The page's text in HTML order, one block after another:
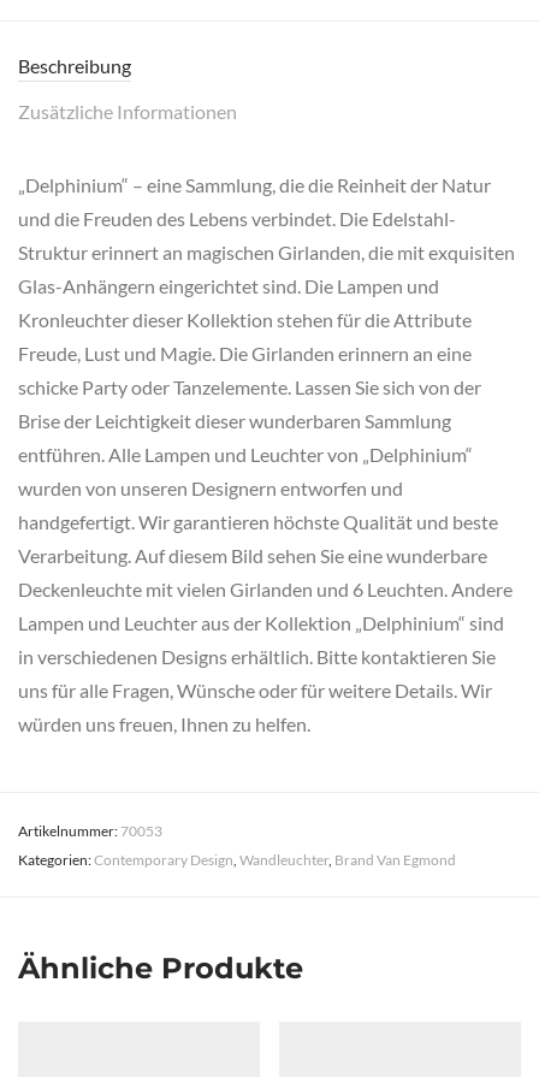
Beschreibung
Zusätzliche Informationen
„Delphinium“ – eine Sammlung, die die Reinheit der Natur
und die Freuden des Lebens verbindet. Die Edelstahl-
Struktur erinnert an magischen Girlanden, die mit exquisiten
Glas-Anhängern eingerichtet sind. Die Lampen und
Kronleuchter dieser Kollektion stehen für die Attribute
Freude, Lust und Magie. Die Girlanden erinnern an eine
schicke Party oder Tanzelemente. Lassen Sie sich von der
Brise der Leichtigkeit dieser wunderbaren Sammlung
entführen. Alle Lampen und Leuchter von „Delphinium“
wurden von unseren Designern entworfen und
handgefertigt. Wir garantieren höchste Qualität und beste
Verarbeitung. Auf diesem Bild sehen Sie eine wunderbare
Deckenleuchte mit vielen Girlanden und 6 Leuchten. Andere
Lampen und Leuchter aus der Kollektion „Delphinium“ sind
in verschiedenen Designs erhältlich. Bitte kontaktieren Sie
uns für alle Fragen, Wünsche oder für weitere Details. Wir
würden uns freuen, Ihnen zu helfen.
Artikelnummer:70053
Kategorien:Contemporary Design, Wandleuchter, Brand Van Egmond
Ähnliche Produkte